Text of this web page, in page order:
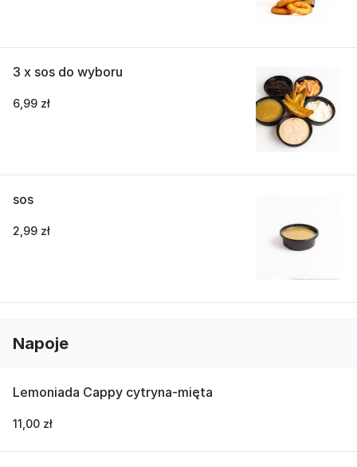
3 x sos do wyboru
6,99 zł
sos
2,99 zł
Napoje
Lemoniada Cappy cytryna-mięta
11,00 zł